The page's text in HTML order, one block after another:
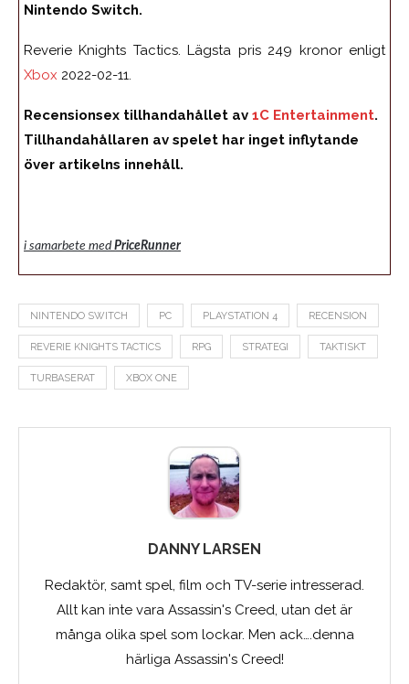
Nintendo Switch.
Reverie Knights Tactics. Lägsta pris 249 kronor enligt
Xbox 2022-02-11.
Recensionsex tillhandahållet av 1C Entertainment.
Tillhandahållaren av spelet har inget inflytande
över artikelns innehåll.
i samarbete medPriceRunner
NINTENDO SWITCH PC PLAYSTATION 4 RECENSION
REVERIE KNIGHTS TACTICS RPG STRATEGI TAKTISKT
TURBASERAT XBOX ONE
DANNY LARSEN
Redaktör, samt spel, film och TV-serie intresserad.
Allt kan inte vara Assassin's Creed, utan det är
många olika spel som lockar. Men ack….denna
härliga Assassin's Creed!